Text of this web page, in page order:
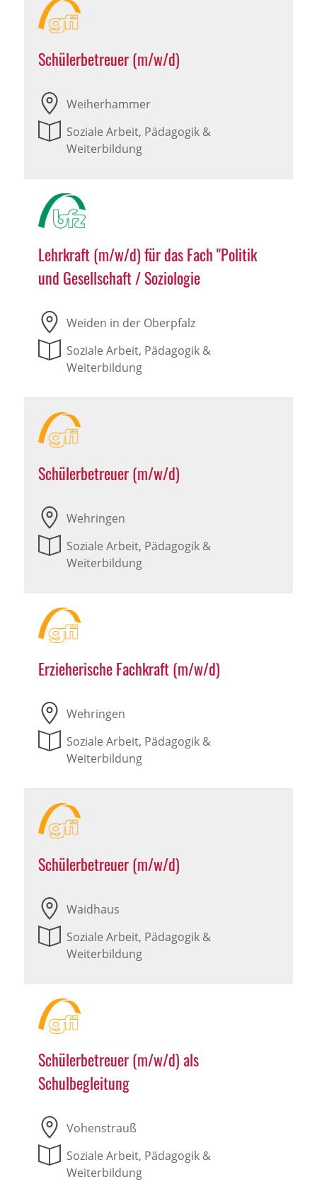
Schülerbetreuer (m/w/d)
Weiherhammer
Soziale Arbeit, Pädagogik &
Weiterbildung
Lehrkraft (m/w/d) für das Fach "Politik
und Gesellschaft / Soziologie
Weiden in der Oberpfalz
Soziale Arbeit, Pädagogik &
Weiterbildung
Schülerbetreuer (m/w/d)
Wehringen
Soziale Arbeit, Pädagogik &
Weiterbildung
Erzieherische Fachkraft (m/w/d)
Wehringen
Soziale Arbeit, Pädagogik &
Weiterbildung
Schülerbetreuer (m/w/d)
Waidhaus
Soziale Arbeit, Pädagogik &
Weiterbildung
Schülerbetreuer (m/w/d) als
Schulbegleitung
Vohenstrauß
Soziale Arbeit, Pädagogik &
Weiterbildung